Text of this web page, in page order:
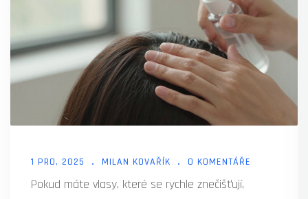
1 PRO, 2025 MILAN KOVAŘÍK 0 KOMENTÁŘE
Pokud máte vlasy, které se rychle znečišťují,